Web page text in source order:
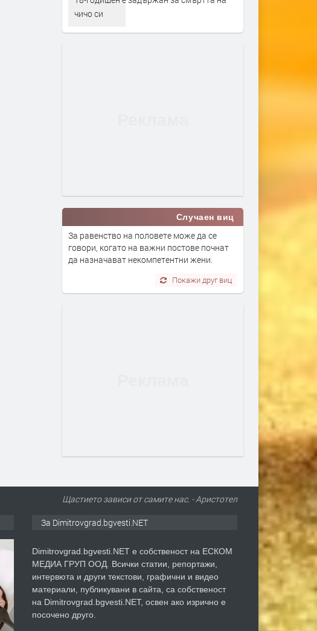
чичо си
Случаен виц
За равенство на половете може да се
говори, когато на важни постове почнат
да назначават некомпетентни жени.
Покажи друг виц
Щастието зависи от самите нас. - Аристотел
За Dimitrovgrad.bgvesti.NET
Dimitrovgrad.bgvesti.NET е собственост на ЕСКОМ
МЕДИА ГРУП ООД. Всички статии, репортажи,
интервюта и други текстови, графични и видео
материали, публикувани в сайта, са собственост
на Dimitrovgrad.bgvesti.NET, освен ако изрично е
посочено друго.